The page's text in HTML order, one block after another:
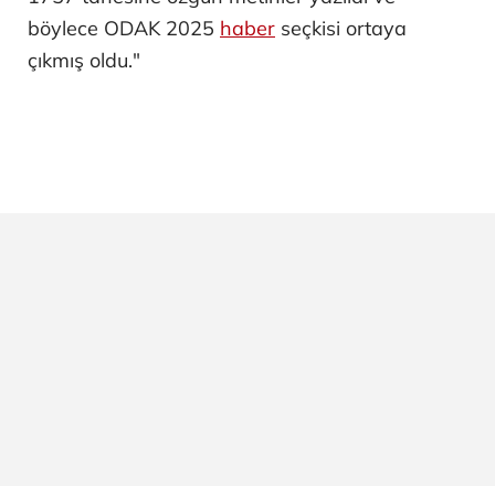
böylece ODAK 2025 haber seçkisi ortaya
çıkmış oldu."